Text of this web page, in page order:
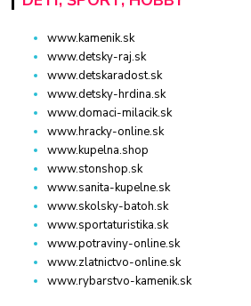
www.kamenik.sk
www.detsky-raj.sk
www.detskaradost.sk
www.detsky-hrdina.sk
www.domaci-milacik.sk
www.hracky-online.sk
www.kupelna.shop
www.stonshop.sk
www.sanita-kupelne.sk
www.skolsky-batoh.sk
www.sportaturistika.sk
www.potraviny-online.sk
www.zlatnictvo-online.sk
www.rybarstvo-kamenik.sk